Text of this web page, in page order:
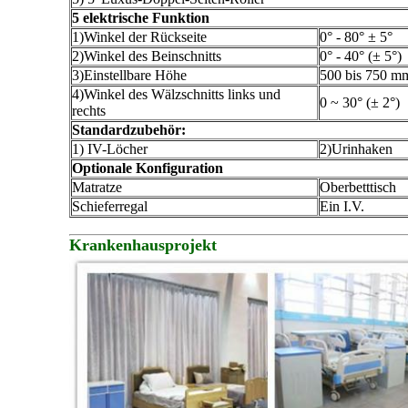
5 elektrische Funktion
1)Winkel der Rückseite
0° - 80° ± 5°
2)Winkel des Beinschnitts
0° - 40° (± 5°)
3)Einstellbare Höhe
500 bis 750
4)Winkel des Wälzschnitts links und
rechts
0 ~ 30° (± 2°)
Standardzubehör:
1) IV-Löcher
2)Urinhaken
Optionale Konfiguration
Matratze
Oberbetttisch
Schieferregal
Ein I.V.
Krankenhausprojekt